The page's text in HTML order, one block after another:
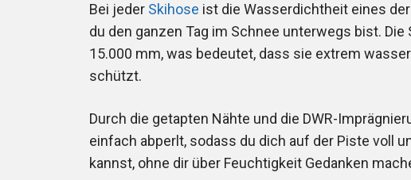
Bei jeder Skihose ist die Wasserdichtheit eines
du den ganzen Tag im Schnee unterwegs bist.
15.000 mm, was bedeutet, dass sie extrem
schützt.
Durch die getapten Nähte und die DWR-
einfach abperlt, sodass du dich auf der Piste voll
kannst, ohne dir über Feuchtigkeit Gedanken